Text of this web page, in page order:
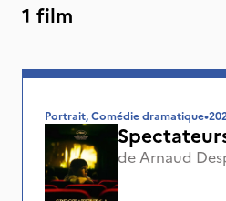
1 film
Portrait, Comédie dramatique•
de Arnaud